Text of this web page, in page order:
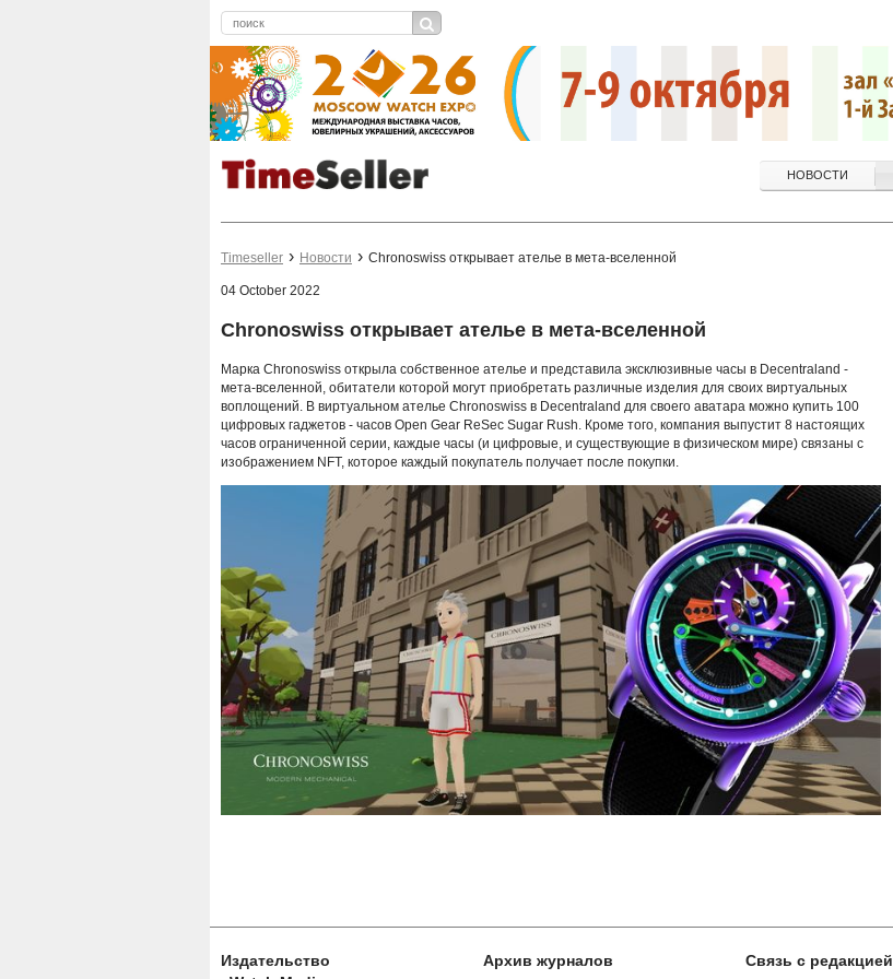
НОВОСТИ
Timeseller Новости Chronoswiss открывает ателье в мета-вселенной
04 October 2022
Chronoswiss открывает ателье в мета-вселенной
Марка Chronoswiss открыла собственное ателье и представила эксклюзивные часы в Decentraland -
мета-вселенной, обитатели которой могут приобретать различные изделия для своих виртуальных
воплощений. В виртуальном ателье Chronoswiss в Decentraland для своего аватара можно купить 100
цифровых гаджетов - часов Open Gear ReSec Sugar Rush. Кроме того, компания выпустит 8 настоящих
часов ограниченной серии, каждые часы (и цифровые, и существующие в физическом мире) связаны с
изображением NFT, которое каждый покупатель получает после покупки.
Издательство
Архив журналов Связь с редакцией